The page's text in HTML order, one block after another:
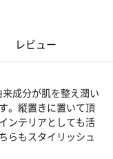
レビュー
来成分が肌を整え潤い
。縦置きに置いて頂
ンテリアとしても活
らもスタイリッシュ